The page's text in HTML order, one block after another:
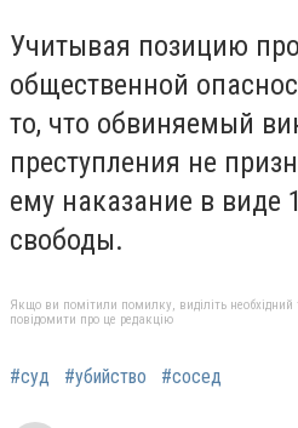
Учитывая позицию
общественной
то, что обвиняемый
преступления не
ему наказание в виде
свободы.
Якщо ви помітили помилку, виділіть необхідний
повідомити про це редакцію
#суд #убийство #сосед